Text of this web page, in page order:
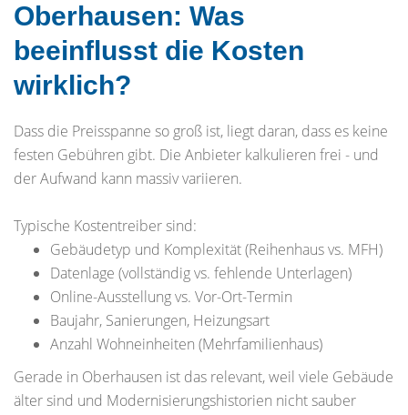
Oberhausen: Was
beeinflusst die Kosten
wirklich?
Dass die Preisspanne so groß ist, liegt daran, dass es keine
festen Gebühren gibt. Die Anbieter kalkulieren frei - und
der Aufwand kann massiv variieren.
Typische Kostentreiber sind:
Gebäudetyp und Komplexität (Reihenhaus vs. MFH)
Datenlage (vollständig vs. fehlende Unterlagen)
Online-Ausstellung vs. Vor-Ort-Termin
Baujahr, Sanierungen, Heizungsart
Anzahl Wohneinheiten (Mehrfamilienhaus)
Gerade in Oberhausen ist das relevant, weil viele Gebäude
älter sind und Modernisierungshistorien nicht sauber